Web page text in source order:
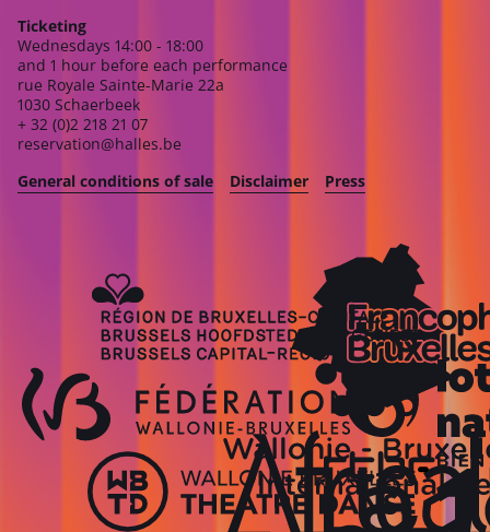
Ticketing
Wednesdays 14:00 - 18:00
and 1 hour before each performance
rue Royale Sainte-Marie 22a
1030 Schaerbeek
+ 32 (0)2 218 21 07
reservation@halles.be
General conditions of sale
Disclaimer Press